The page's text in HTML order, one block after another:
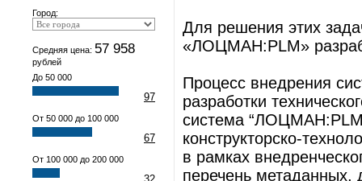
Город:
Средняя цена: 57 958
рублей
До 50 000
97
От 50 000 до 100 000
67
От 100 000 до 200 000
Для решения этих
«ЛОЦМАН:PLM»
Процесс внедрения
разработки
система
конструкторско-
в рамках
перечень